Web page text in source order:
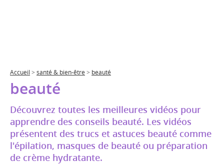
Accueil > santé & bien-être > beauté
beauté
Découvrez toutes les meilleures vidéos pour
apprendre des conseils beauté. Les vidéos
présentent des trucs et astuces beauté comme
l'épilation, masques de beauté ou préparation
de crème hydratante.